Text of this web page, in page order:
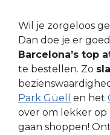
Wil je zorgeloos
Dan doe je er
Barcelona’s top
te bestellen. Zo
Park Güell
en het
over om lekker
gaan shoppen!